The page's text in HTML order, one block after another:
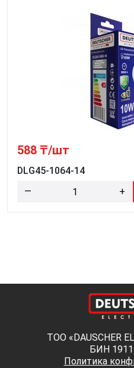
588 ₸/шт
DLG45-1064-14
—
+
ТОО «DAUSCHER
БИН
Политика